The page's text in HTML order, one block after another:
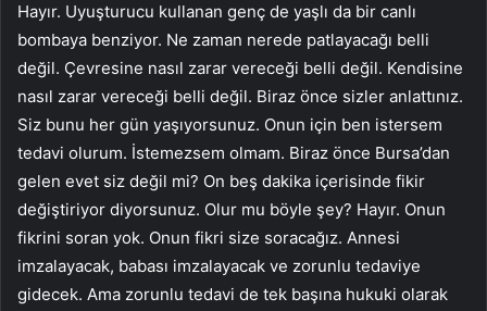
Hayır. Uyuşturucu kullanan genç de yaşlı da bir canlı
bombaya benziyor. Ne zaman nerede patlayacağı belli
değil. Çevresine nasıl zarar vereceği belli değil. Kendisine
nasıl zarar vereceği belli değil. Biraz önce sizler anlattınız.
Siz bunu her gün yaşıyorsunuz. Onun için ben istersem
tedavi olurum. İstemezsem olmam. Biraz önce Bursa’dan
gelen evet siz değil mi? On beş dakika içerisinde fikir
değiştiriyor diyorsunuz. Olur mu böyle şey? Hayır. Onun
fikrini soran yok. Onun fikri size soracağız. Annesi
imzalayacak, babası imzalayacak ve zorunlu tedaviye
gidecek. Ama zorunlu tedavi de tek başına hukuki olarak